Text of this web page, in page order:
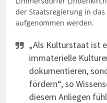
der Staatsregierung in
aufgenommen werden.
„Als Kulturstaat ist
immaterielle
dokumentieren,
fördern“, so
diesem Anliegen